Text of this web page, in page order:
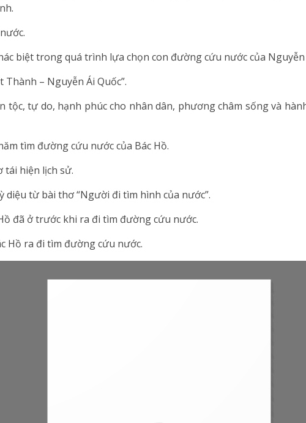
biệt trong quá trình lựa chọn con đường cứu nước của
Thành – Nguyễn Ái Quốc”.
tộc, tự do, hạnh phúc cho nhân dân, phương châm sống và
tìm đường cứu nước của Bác Hồ.
tái hiện lịch sử.
diệu từ bài thơ “Người đi tìm hình của nước”.
đã ở trước khi ra đi tìm đường cứu nước.
Hồ ra đi tìm đường cứu nước.